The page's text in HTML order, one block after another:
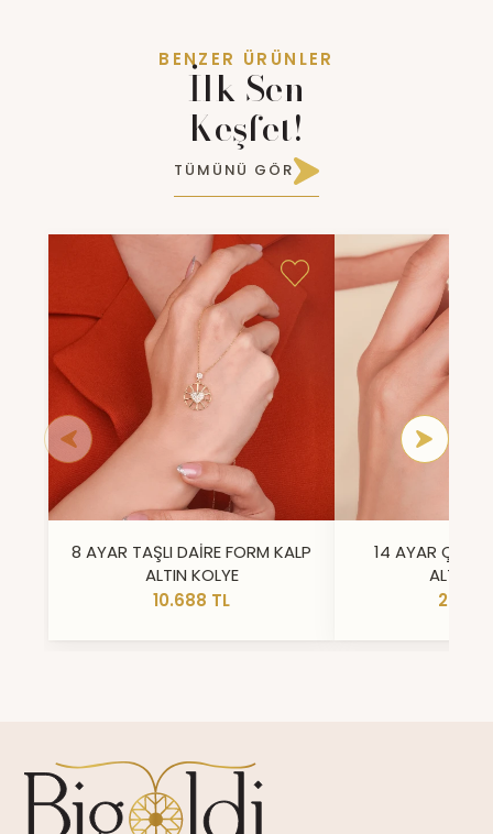
BENZER ÜRÜNLER
İlk Sen
Keşfet!
TÜMÜNÜ GÖR
8 AYAR TAŞLI DAİRE FORM KALP
ALTIN KOLYE
10.688 TL
14 AYAR ÇİFT
ALTIN